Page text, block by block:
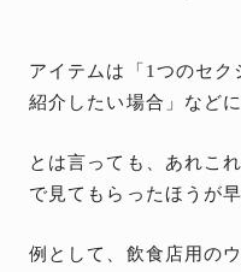
アイテムは「1つのセ
紹介したい場合」など
とは言っても、あれこ
で見てもらったほうが
例として、飲食店用の